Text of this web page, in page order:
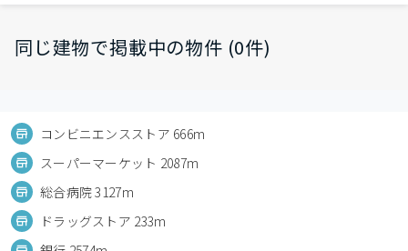
同じ建物で掲載中の物件 (0件)
コンビニエンスストア 666m
スーパーマーケット 2087m
総合病院 3127m
ドラッグストア 233m